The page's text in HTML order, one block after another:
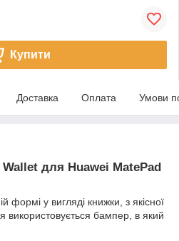
Купити
Доставка Оплата Умови
для Huawei MatePad
формі у вигляді книжки, з якісної
використовується бампер, в який